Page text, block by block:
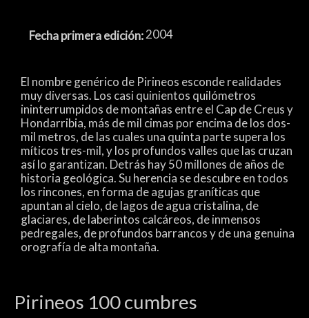
Fecha primera edición:2004
El nombre genérico de Pirineos esconde realidades
muy diversas. Los casi quinientos quilómetros
ininterrumpidos de montañas entre el Cap de Creus y
Hondarribia, más de mil cimas por encima de los dos-
mil metros, de las cuales una quinta parte supera los
míticos tres-mil, y los profundos valles que las cruzan
así lo garantizan. Detrás hay 50 millones de años de
historia geológica. Su herencia se descubre en todos
los rincones, en forma de agujas graníticas que
apuntan al cielo, de lagos de agua cristalina, de
glaciares, de laberintos calcáreos, de inmensos
pedregales, de profundos barrancos y de una genuina
orografía de alta montaña.
Pirineos 100 cumbres